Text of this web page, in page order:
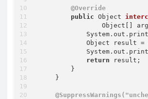
@Override
public Object
Object[]
Object result
return result;
        }
    }